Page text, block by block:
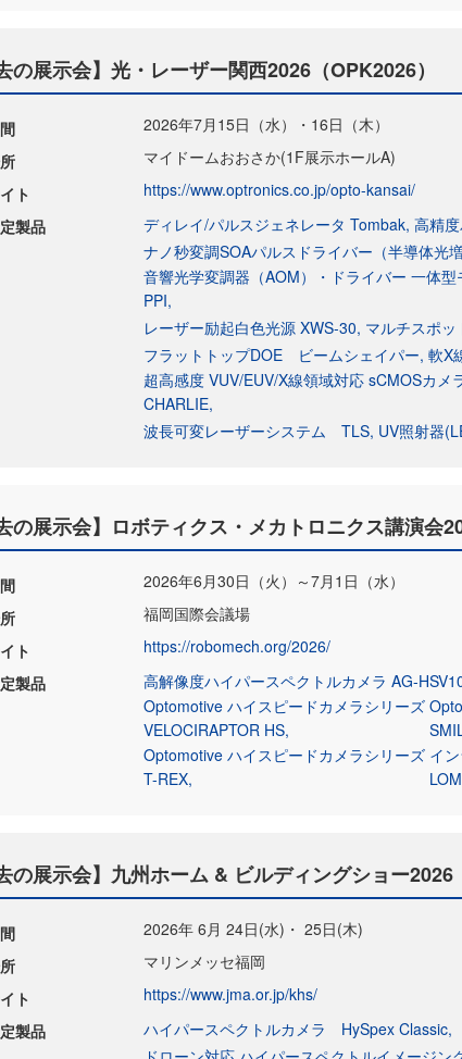
の展示会】光・レーザー関西2026（OPK2026）
2026年7月15日（水）・16日（木）
マイドームおおさか(1F展示ホールA)
ト
https://www.optronics.co.jp/opto-kansai/
製品
ディレイ/パルスジェネレータ Tombak 高精
ナノ秒変調SOAパルスドライバー（半導体光
音響光学変調器（AOM）・ドライバー 一体型
PPI
レーザー励起白色光源 XWS-30 マルチスポ
フラットトップDOE ビームシェイパー 軟X
超高感度 VUV/EUV/X線領域対応 sCMOSカメ
CHARLIE
波長可変レーザーシステム TLS UV照射器
の展示会】ロボティクス・メカトロニクス講演会
2026年6月30日（火）～7月1日（水）
福岡国際会議場
ト
https://robomech.org/2026/
製品
高解像度ハイパースペクトルカメラ AG-
Optomotive ハイスピードカメラシリーズ
VELOCIRAPTOR HS
Optomotive ハイスピードカメラシリーズ
T-REX
イ
の展示会】九州ホーム & ビルディングショー2026
2026年 6月 24日(水)・ 25日(木)
マリンメッセ福岡
ト
https://www.jma.or.jp/khs/
製品
ハイパースペクトルカメラ HySpex Classic